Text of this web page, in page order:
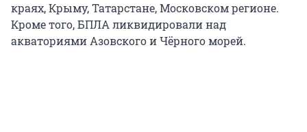
краях, Крыму, Татарстане, Московском регионе.
Кроме того, БПЛА ликвидировали над
акваториями Азовского и Чёрного морей.